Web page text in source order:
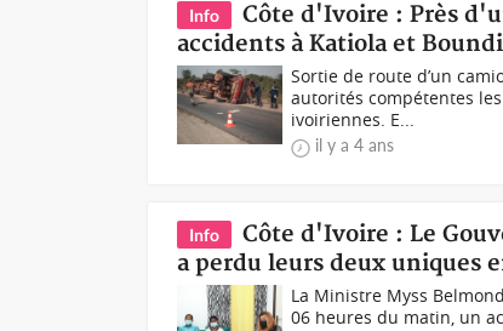
Info
Côte d'Ivoire : Près
accidents à Katiola et
Sortie de route d’un
autorités compétentes
ivoiriennes. E...
il y a 4 ans
Info
Côte d'Ivoire : Le
a perdu leurs deux uniques
La Ministre Myss
06 heures du matin, un